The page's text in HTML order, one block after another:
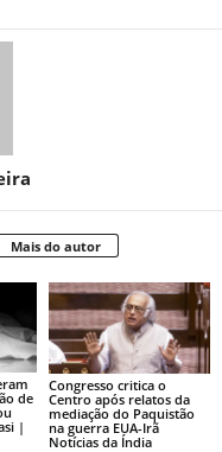
Mais do autor
de
|
Congresso critica o
Centro após relatos da
mediação do Paquistão
na guerra EUA-Irã
Notícias da Índia